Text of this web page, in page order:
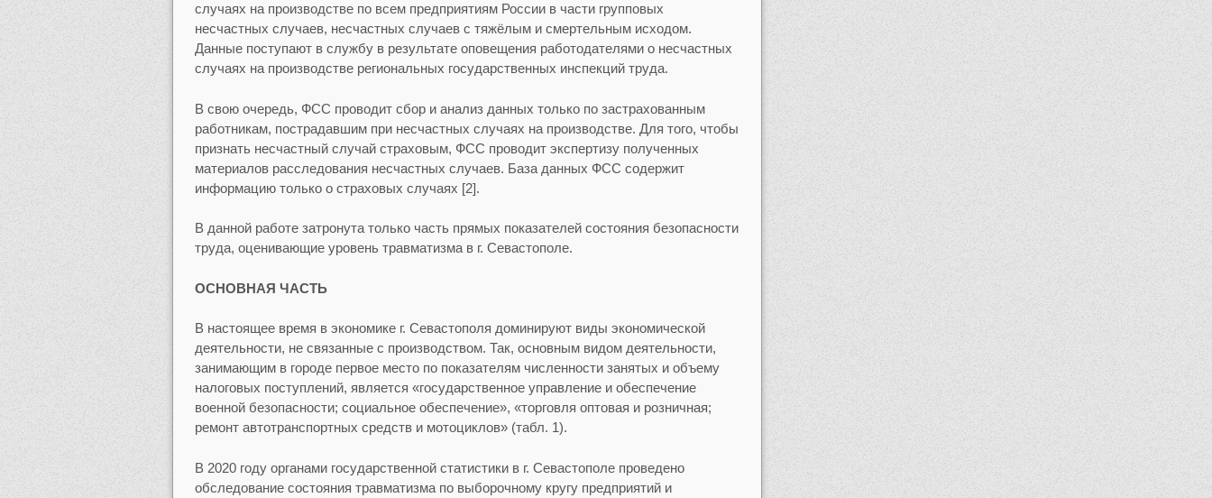
случаях на производстве по всем предприятиям России в части групповых
несчастных случаев, несчастных случаев с тяжёлым и смертельным исходом.
Данные поступают в службу в результате оповещения работодателями о несчастных
случаях на производстве региональных государственных инспекций труда.
В свою очередь, ФСС проводит сбор и анализ данных только по застрахованным
работникам, пострадавшим при несчастных случаях на производстве. Для того, чтобы
признать несчастный случай страховым, ФСС проводит экспертизу полученных
материалов расследования несчастных случаев. База данных ФСС содержит
информацию только о страховых случаях [2].
В данной работе затронута только часть прямых показателей состояния безопасности
труда, оценивающие уровень травматизма в г. Севастополе.
ОСНОВНАЯ ЧАСТЬ
В настоящее время в экономике г. Севастополя доминируют виды экономической
деятельности, не связанные с производством. Так, основным видом деятельности,
занимающим в городе первое место по показателям численности занятых и объему
налоговых поступлений, является «государственное управление и обеспечение
военной безопасности; социальное обеспечение», «торговля оптовая и розничная;
ремонт автотранспортных средств и мотоциклов» (табл. 1).
В 2020 году органами государственной статистики в г. Севастополе проведено
обследование состояния травматизма по выборочному кругу предприятий и